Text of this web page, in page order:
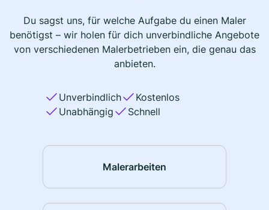
Du sagst uns, für welche Aufgabe du einen Maler
benötigst – wir holen für dich unverbindliche Angebote
von verschiedenen Malerbetrieben ein, die genau das
anbieten.
Unverbindlich
Kostenlos
Unabhängig
Schnell
Malerarbeiten